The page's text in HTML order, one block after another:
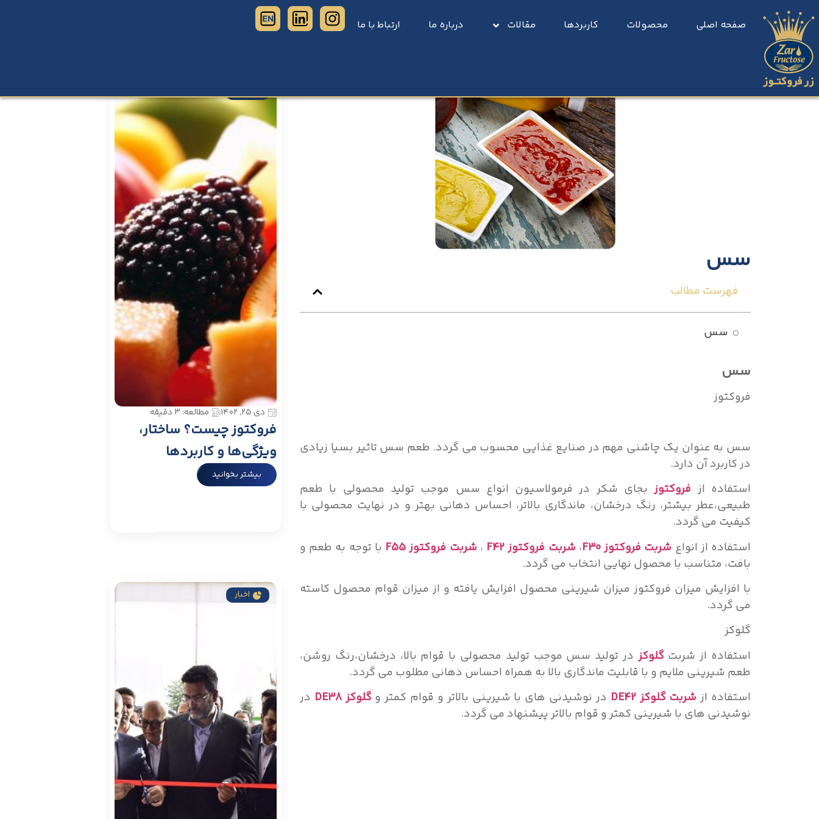
صفحه اصلی محصولات کاربردها مقالات درباره ما ارتباط با ما
سس
فهرست مطالب
سس
سس
فروکتوز
سس به عنوان یک چاشنی مهم در صنایع غذایی محسوب می گردد. طعم سس تاثیر بسیا زیادی
در کاربرد آن دارد.
استفاده از فروکتوزبجای شکر در فرمولاسیون انواع سس موجب تولید محصولی با طعم
طبیعی،عطر بیشتر، رنگ درخشان، ماندگاری بالاتر، احساس دهانی بهتر و در نهایت محصولی با
کیفیت می گردد.
استفاده از انواع شربت فروکتوز F30 ، شربت فروکتوز F42 ، شربت فروکتوز F55
با توجه به طعم و
بافت، متناسب با محصول نهایی انتخاب می گردد.
با افزایش میزان فروکتوز میزان شیرینی محصول افزایش یافته و از میزان قوام محصول کاسته
می گردد.
گلوکز
استفاده از شربتگلوکز در تولید سس موجب تولید محصولی با قوام بالا، درخشان،رنگ روشن،
طعم شیرینی ملایم و با قابلیت ماندگاری بالا به همراه احساس دهانی مطلوب می گردد.
استفاده از شربت گلوکز DE42 در نوشیدنی های با شیرینی بالاتر و قوام کمتر وگلوکز DE38
در
نوشیدنی های با شیرینی کمتر و قوام بالاتر پیشنهاد می گردد.
دی ۲۵, ۱۴۰۲ مطالعه: 3 دقیقه
فروکتوز چیست؟ ساختار،
ویژگی‌ها و کاربردها
بیشتر بخوانید
اخبار